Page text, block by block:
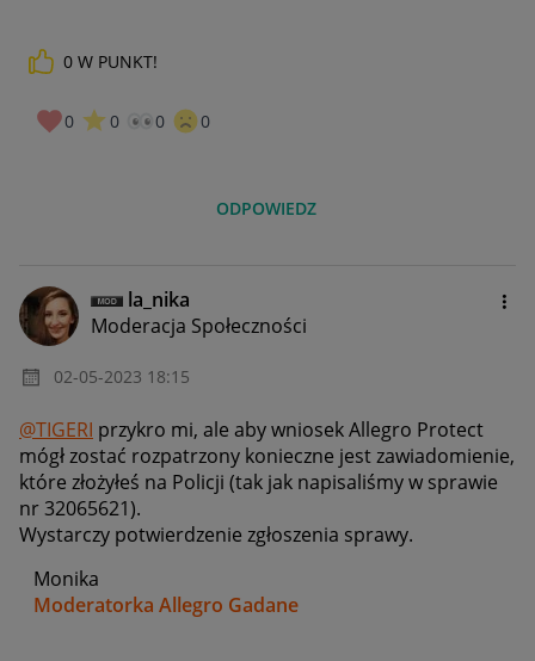
0 W PUNKT!
0 0 0 0
ODPOWIEDZ
la_nika
Moderacja Społeczności
‎02-05-2023 18:15
@TIGERI przykro mi, ale aby wniosek Allegro Protect
mógł zostać rozpatrzony konieczne jest zawiadomienie,
które złożyłeś na Policji (tak jak napisaliśmy w sprawie
nr32065621).
Wystarczy potwierdzenie zgłoszenia sprawy.
Monika
Moderatorka Allegro Gadane